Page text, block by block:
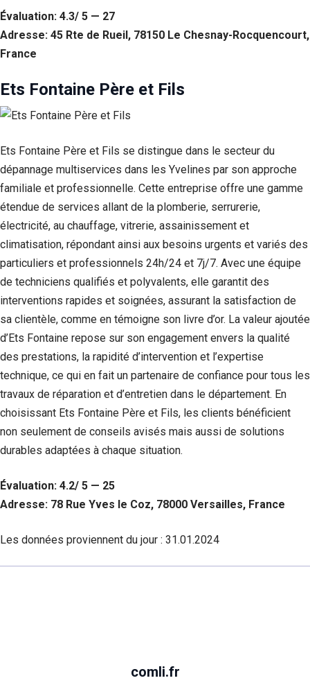
Évaluation: 4.3/ 5 — 27
Adresse: 45 Rte de Rueil, 78150 Le Chesnay-Rocquencourt,
France
Ets Fontaine Père et Fils
Ets Fontaine Père et Fils se distingue dans le secteur du
dépannage multiservices dans les Yvelines par son approche
familiale et professionnelle. Cette entreprise offre une gamme
étendue de services allant de la plomberie, serrurerie,
électricité, au chauffage, vitrerie, assainissement et
climatisation, répondant ainsi aux besoins urgents et variés des
particuliers et professionnels 24h/24 et 7j/7. Avec une équipe
de techniciens qualifiés et polyvalents, elle garantit des
interventions rapides et soignées, assurant la satisfaction de
sa clientèle, comme en témoigne son livre d’or. La valeur ajoutée
d’Ets Fontaine repose sur son engagement envers la qualité
des prestations, la rapidité d’intervention et l’expertise
technique, ce qui en fait un partenaire de confiance pour tous les
travaux de réparation et d’entretien dans le département. En
choisissant Ets Fontaine Père et Fils, les clients bénéficient
non seulement de conseils avisés mais aussi de solutions
durables adaptées à chaque situation.
Évaluation: 4.2/ 5 — 25
Adresse: 78 Rue Yves le Coz, 78000 Versailles, France
Les données proviennent du jour : 31.01.2024
comli.fr